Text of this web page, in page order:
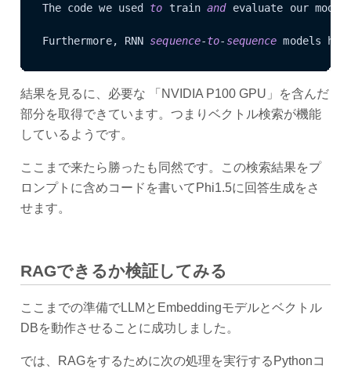
The code we used to train and evaluate our
Furthermore, RNN sequence-to- sequence models
結果を見るに、必要な 「NVIDIA P100 GPU」を含んだ
部分を取得できています。つまりベクトル検索が機能
しているようです。
ここまで来たら勝ったも同然です。この検索結果をプ
ロンプトに含めコードを書いてPhi1.5に回答生成をさ
せます。
RAGできるか検証してみる
ここまでの準備でLLMとEmbeddingモデルとベクトル
DBを動作させることに成功しました。
では、RAGをするために次の処理を実行するPythonコ